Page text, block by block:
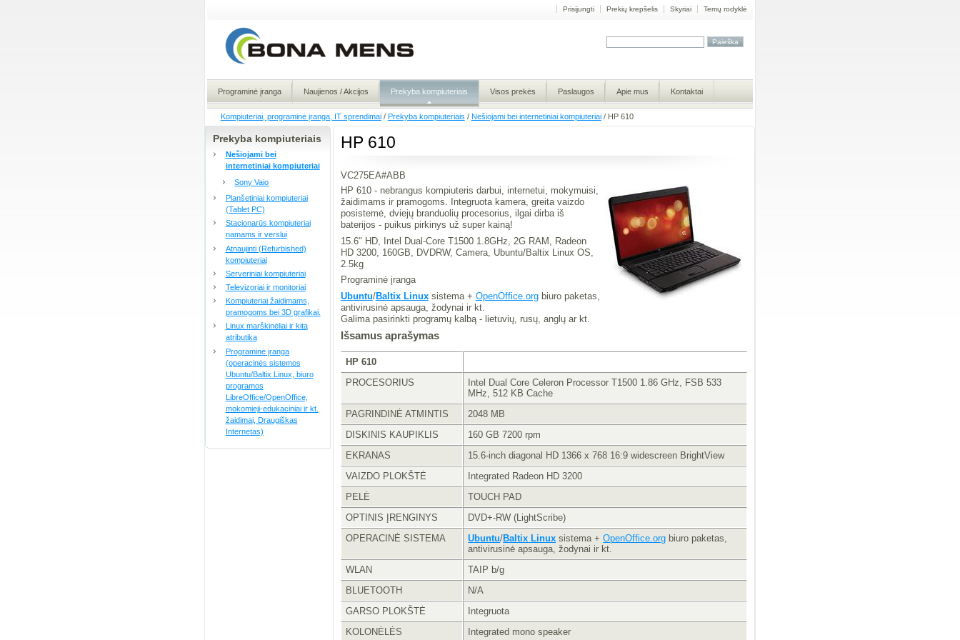
Temų rodyklė
Skyriai
Prekių krepšelis
Prisijungti
Programinė įranga Naujienos / Akcijos Prekyba kompiuteriais Visos prekės Paslaugos Apie mus Kontaktai
Kompiuteriai, programinė įranga, IT sprendimai / Prekyba kompiuteriais / Nešiojami bei internetiniai kompiuteriai / HP 610
Prekyba kompiuteriais
Nešiojami bei
internetiniai kompiuteriai
Sony Vaio
Planšetiniai kompiuteriai
(Tablet PC)
Stacionarūs kompiuteriai
namams ir verslui
Atnaujinti (Refurbished)
kompiuteriai
Serveriniai kompiuteriai
Televizoriai ir monitoriai
Kompiuteriai žaidimams,
pramogoms bei 3D grafikai.
Linux marškinėliai ir kita
atributika
Programinė įranga
(operacinės sistemos
Ubuntu/Baltix Linux, biuro
programos
LibreOffice/OpenOffice,
mokomieji-edukaciniai ir kt.
žaidimai, Draugiškas
Internetas)
HP 610
VC275EA#ABB
HP 610 - nebrangus kompiuteris darbui, internetui, mokymuisi,
žaidimams ir pramogoms. Integruota kamera, greita vaizdo
posistemė, dviejų branduolių procesorius, ilgai dirba iš
baterijos - puikus pirkinys už super kainą!
15.6" HD, Intel Dual-Core T1500 1.8GHz, 2G RAM, Radeon
HD 3200, 160GB, DVDRW, Camera, Ubuntu/Baltix Linux OS,
2.5kg
Programinė įranga
Ubuntu/Baltix Linuxsistema + OpenOffice.orgbiuro paketas,
antivirusinė apsauga, žodynai ir kt.
Galima pasirinkti programų kalbą - lietuvių, rusų, anglų ar kt.
Išsamus aprašymas
HP 610
PROCESORIUS
Intel Dual Core Celeron Processor T1500 1.86 GHz, FSB 533
MHz, 512 KB Cache
PAGRINDINĖ ATMINTIS
2048 MB
DISKINIS KAUPIKLIS
160 GB 7200 rpm
EKRANAS
15.6-inch diagonal HD 1366 x 768 16:9 widescreen BrightView
VAIZDO PLOKŠTĖ
Integrated Radeon HD 3200
PELĖ
TOUCH PAD
OPTINIS ĮRENGINYS
DVD+-RW (LightScribe)
OPERACINĖ SISTEMA
Ubuntu/Baltix Linux sistema +OpenOffice.org biuro paketas,
antivirusinė apsauga, žodynai ir kt.
WLAN
TAIP b/g
BLUETOOTH
N/A
GARSO PLOKŠTĖ
Integruota
KOLONĖLĖS
Integrated mono speaker